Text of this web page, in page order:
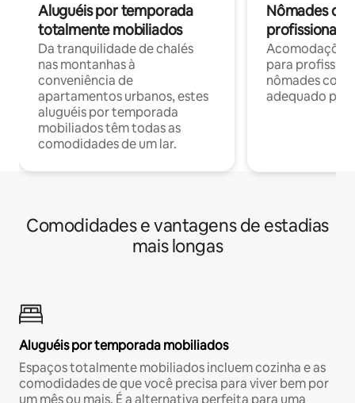
Aluguéis por temporada
totalmente mobiliados
Da tranquilidade de chalés
nas montanhas à
conveniência de
apartamentos urbanos, estes
aluguéis por temporada
mobiliados têm todas as
comodidades de um lar.
Nômades
profissionais
para
nômades com
adequado
Comodidades e vantagens de estadias
mais longas
Aluguéis por temporada mobiliados
Espaços totalmente mobiliados incluem cozinha e as
comodidades de que você precisa para viver bem por
um mês ou mais. É a alternativa perfeita para uma